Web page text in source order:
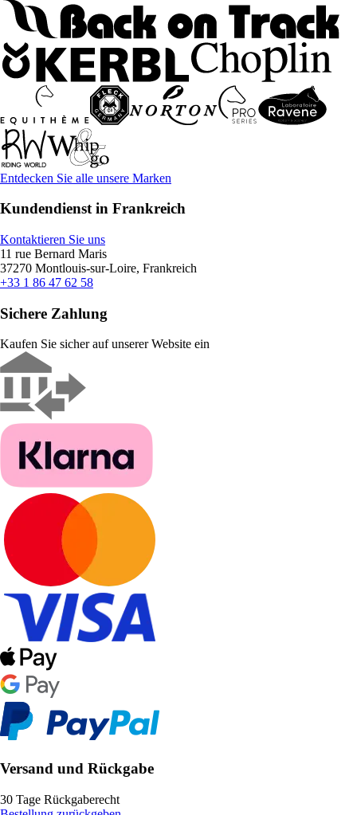
Entdecken Sie alle unsere Marken
Kundendienst in Frankreich
Kontaktieren Sie uns
11 rue Bernard Maris
37270 Montlouis-sur-Loire, Frankreich
+33 1 86 47 62 58
Sichere Zahlung
Kaufen Sie sicher auf unserer Website ein
Versand und Rückgabe
30 Tage Rückgaberecht